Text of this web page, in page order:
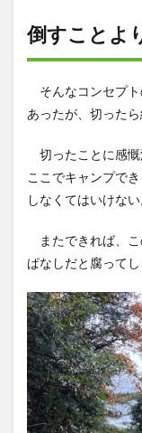
倒すことよ
そんなコンセプト
あったが、切った
切ったことに感慨
ここでキャンプで
しなくてはいけない
またできれば、こ
ぱなしだと腐って